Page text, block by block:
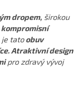
dropem, širokou
kompromisní
je tatoobuv
Atraktivní design
pro zdravý vývoj